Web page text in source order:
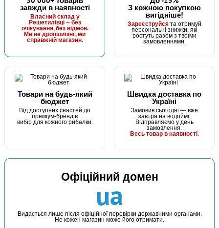
#1693.03.26
В наявності
1820 грн 5 шт.
КУПИТИ
Спінінг Favorite X1 662L 1.98m 2-10g Mod.Fast
КУПИТИ
завжди в наявності
Власний склад у
Решетилівці — без
очікування, без відмов.
Ми не дропшипінг, ми
справжній магазин.
З кожною покупкою
вигідніше!
Зареєструйсята отримуй
персональні знижки, які
ростуть разом з твоїми
замовленнями.
Товари на будь-який
бюджет
Від доступних снастей до
преміум-брендів
вибір для кожного рибалки.
Швидка доставка по
Україні
Замовив сьогодні — вже
завтра на водоймі.
Відправляємо у день
замовлення.
Весь товар в наявності.
Офіційний домен
ua
Видається лише після офіційної перевірки державними органами.
Не кожен магазин може його отримати.